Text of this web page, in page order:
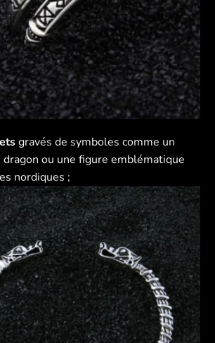
gravés de symboles comme un
dragon ou une figure emblématique
nordiques ;